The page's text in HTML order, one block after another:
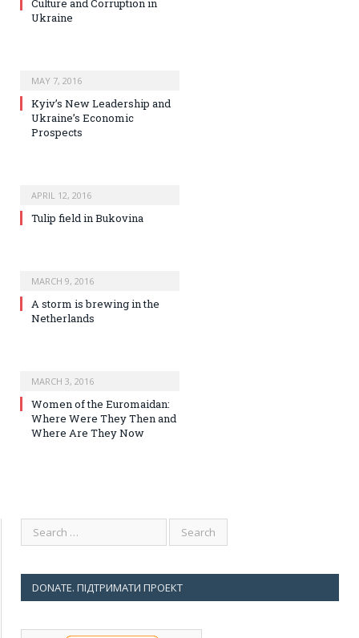
Culture and Corruption in
Ukraine
MAY 7, 2016
Kyiv’s New Leadership and
Ukraine’s Economic
Prospects
APRIL 12, 2016
Tulip field in Bukovina
MARCH 9, 2016
A storm is brewing in the
Netherlands
MARCH 3, 2016
Women of the Euromaidan:
Where Were They Then and
Where Are They Now
DONATE. ПІДТРИМАТИ ПРОЕКТ